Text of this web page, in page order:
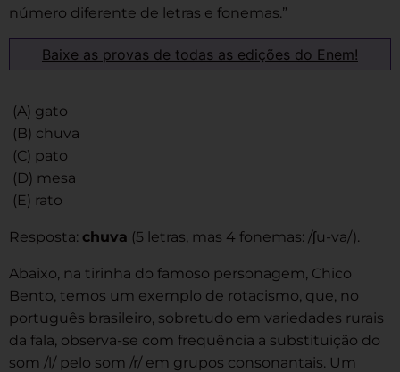
número diferente de letras e fonemas.”
Baixe as provas de todas as edições do Enem!
(A) gato
(B) chuva
(C) pato
(D) mesa
(E) rato
Resposta: chuva (5 letras, mas 4 fonemas: /ʃu-va/).
Abaixo, na tirinha do famoso personagem, Chico
Bento, temos um exemplo de rotacismo, que, no
português brasileiro, sobretudo em variedades rurais
da fala, observa-se com frequência a substituição do
som /l/ pelo som /r/ em grupos consonantais. Um